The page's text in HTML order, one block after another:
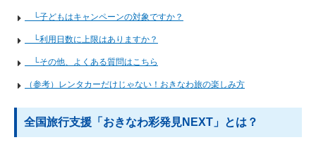
└子どもはキャンペーンの対象ですか？
└利用日数に上限はありますか？
└その他、よくある質問はこちら
（参考）レンタカーだけじゃない！おきなわ旅の楽しみ方
全国旅行支援「おきなわ彩発見NEXT」とは？